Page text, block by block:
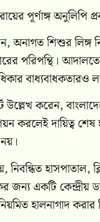
পূর্ণাঙ্গ অনুলিপি
শিশুর লিঙ্গ
পরিপন্থি।
বাধ্যবাধকতারও
উল্লেখ করেন,
করলেই দায়িত্ব শেষ
হাসপাতাল,
জন্য একটি কেন্দ্রীয়
হালনাগাদ